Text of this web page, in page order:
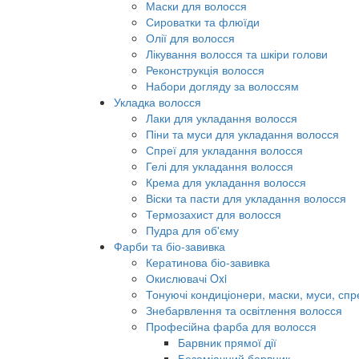
Маски для волосся
Сироватки та флюїди
Олії для волосся
Лікування волосся та шкіри голови
Реконструкція волосся
Набори догляду за волоссям
Укладка волосся
Лаки для укладання волосся
Піни та муси для укладання волосся
Спреї для укладання волосся
Гелі для укладання волосся
Крема для укладання волосся
Віски та пасти для укладання волосся
Термозахист для волосся
Пудра для об'єму
Фарби та біо-завивка
Кератинова біо-завивка
Окислювачі Oxi
Тонуючі кондиціонери, маски, муси,
Знебарвлення та освітлення волосся
Професійна фарба для волосся
Барвник прямої дії